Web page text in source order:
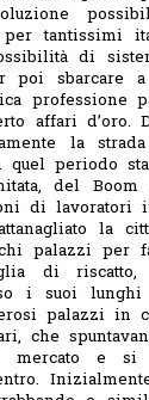
per tantissimi
di
poi sbarcare
professione
affari d’oro.
la
periodo
del
di lavoratori
la
palazzi per
di
i suoi lunghi
palazzi in
che
e si